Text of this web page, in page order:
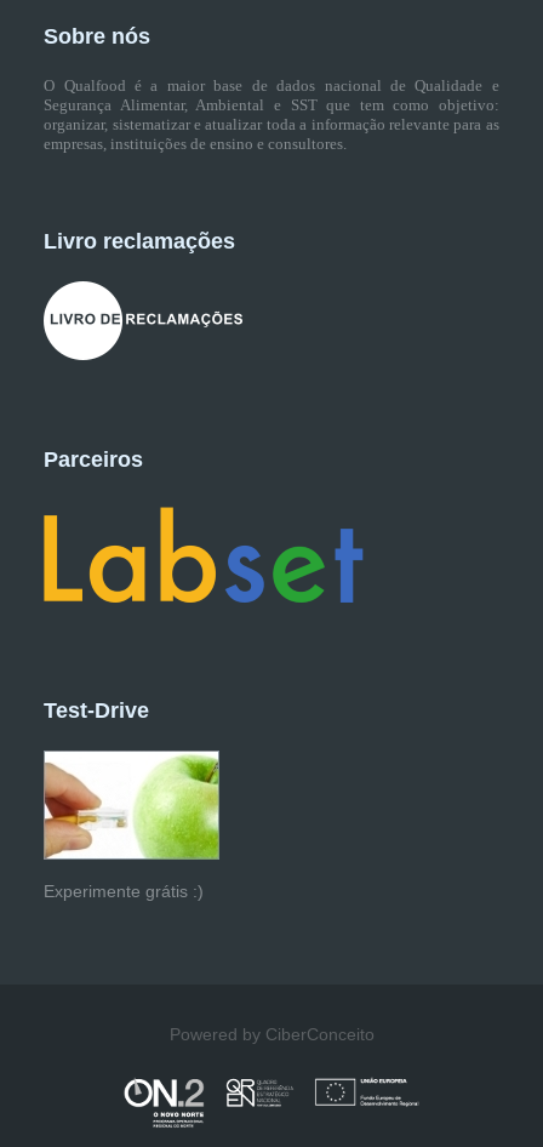
Sobre nós
O Qualfood é a maior base de dados nacional de Qualidade e
Segurança Alimentar, Ambiental e SST que tem como objetivo:
organizar, sistematizar e atualizar toda a informação relevante para as
empresas, instituições de ensino e consultores.
Livro reclamações
Parceiros
Test-Drive
Experimente grátis :)
Powered by CiberConceito